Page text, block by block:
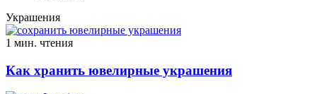
Украшения
1 мин. чтения
Как хранить ювелирные украшения